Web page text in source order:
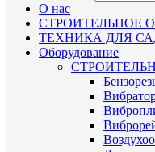
О нас
СТРОИТЕЛЬНОЕ
ТЕХНИКА ДЛЯ
Оборудование